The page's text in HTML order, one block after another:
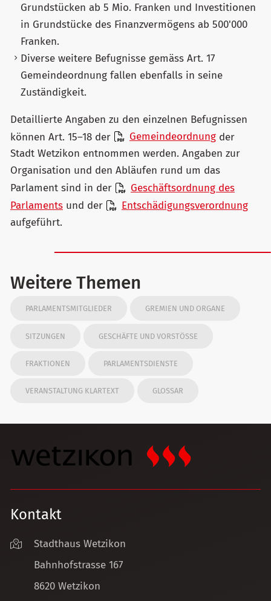
Grundstücken ab 5 Mio. Franken und Investitionen
in Grundstücke des Finanzvermögens ab 500'000
Franken.
Diverse weitere Befugnisse gemäss Art. 17
Gemeindeordnung fallen ebenfalls in seine
Zuständigkeit.
Detaillierte Angaben zu den einzelnen Befugnissen
können Art. 15–18 der
Gemeindeordnung der
Stadt Wetzikon entnommen werden. Angaben zur
Organisation und den Abläufen rund um das
Parlament sind in der
Geschäftsordnung des
Parlaments und der
Entschädigungsverordnung
aufgeführt.
Weitere Themen
PARLAMENTSMITGLIEDER GREMIEN UND ORGANE
SITZUNGEN GESCHÄFTE UND VORSTÖSSE
FRAKTIONEN PARLAMENTSDIENSTE
VERANSTALTUNG KLARTEXT GLOSSAR
Kontakt
Stadthaus Wetzikon
Bahnhofstrasse 167
8620 Wetzikon